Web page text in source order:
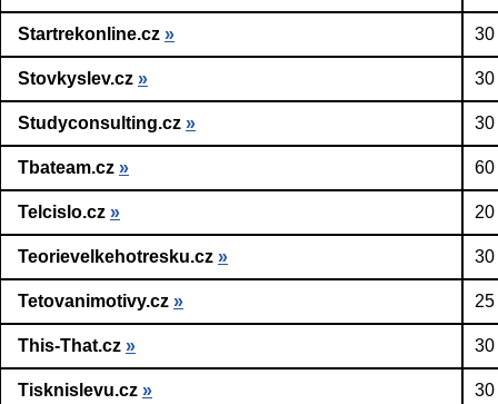
Startrekonline.cz » 30
Stovkyslev.cz » 30
Studyconsulting.cz » 30
Tbateam.cz » 60
Telcislo.cz »
Teorievelkehotresku.cz » 30
Tetovanimotivy.cz »
This-That.cz » 30
Tisknislevu.cz » 30